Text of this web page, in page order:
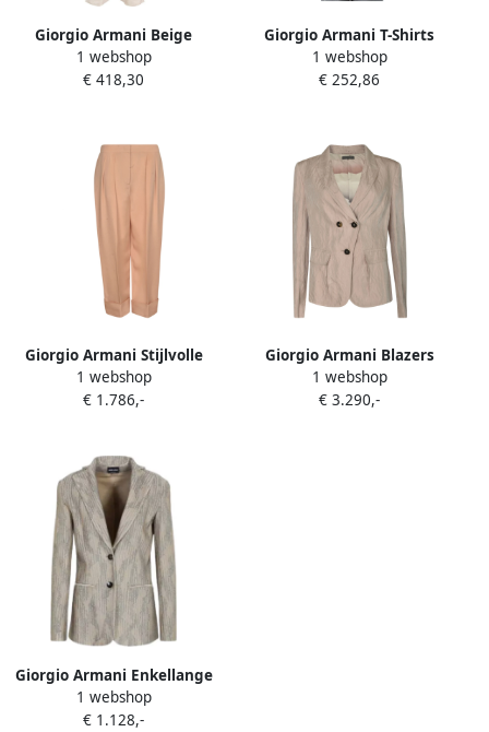
Giorgio Armani Beige
Gestructureerde Broek met
Hoge Taille Beige Dames
1 webshop
€ 418,30
Giorgio Armani T-Shirts
Beige Dames
1 webshop
€ 252,86
Giorgio Armani Stijlvolle
Zwarte Broek Beige Dames
1 webshop
€ 1.786,-
Giorgio Armani Blazers
Beige Dames
1 webshop
€ 3.290,-
Giorgio Armani Enkellange
blazer met verticale
strepen Beige Dames
1 webshop
€ 1.128,-